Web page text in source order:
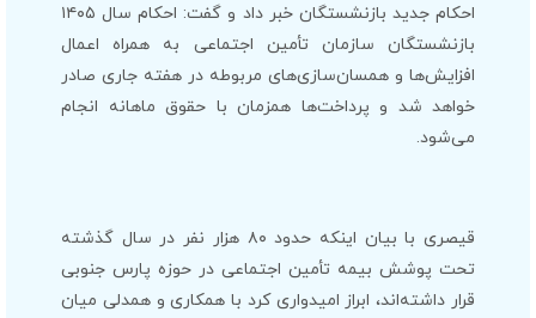
احکام جدید بازنشستگان خبر داد و گفت: احکام سال ۱۴۰۵
بازنشستگان سازمان تأمین اجتماعی به همراه اعمال
افزایش‌ها و همسان‌سازی‌های مربوطه در هفته جاری صادر
خواهد شد و پرداخت‌ها همزمان با حقوق ماهانه انجام
می‌شود.
قیصری با بیان اینکه حدود ۸۰ هزار نفر در سال گذشته
تحت پوشش بیمه تأمین اجتماعی در حوزه پارس جنوبی
قرار داشته‌اند، ابراز امیدواری کرد با همکاری و همدلی میان